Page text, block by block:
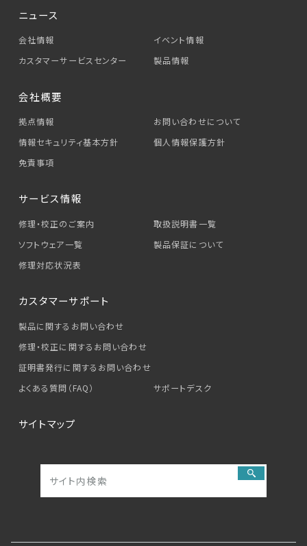
ニュース
会社情報
イベント情報
カスタマーサービス センター 製品情報
会社概要
拠点情報
お問い合わせについて
情報セキュリティ基本方針
個人情報保護方針
免責事項
サービス情報
修理・校正のご案内
取扱説明書一覧
ソフトウェア一覧
製品保証について
修理対応状況表
カスタマーサポート
製品に関するお問い合わせ
修理・校正に関するお問い合わせ
証明書発行に関するお問い合わせ
よくある質問（FAQ）
サポートデスク
サイトマップ